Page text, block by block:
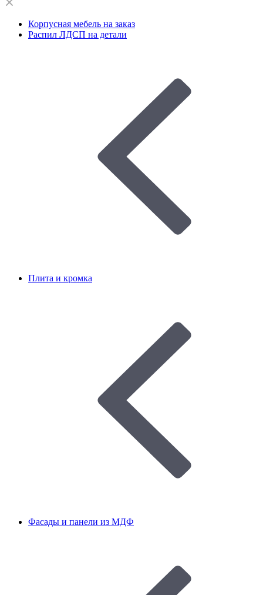
Корпусная мебель на заказ
Распил ЛДСП на детали
Плита и кромка
Фасады и панели из МДФ